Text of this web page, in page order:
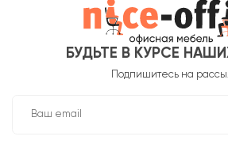
БУДЬТЕ В КУРСЕ
Подпишитесь на